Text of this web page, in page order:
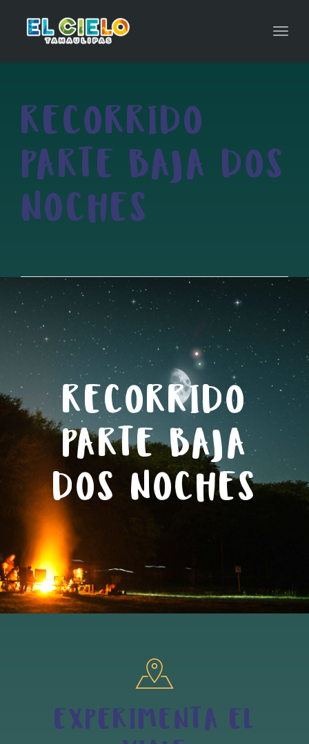
RECORRIDO
PARTE BAJA DOS
NOCHES
RECORRIDO
PARTE BAJA
DOS NOCHES
EXPERIMENTA EL